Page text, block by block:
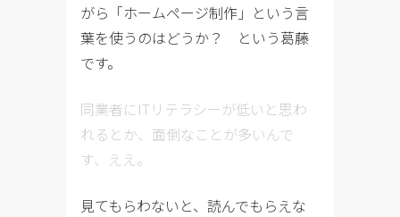
がら「ホームページ制作」という言
葉を使うのはどうか？ という葛藤
です。
同業者にITリテラシーが低いと思わ
れるとか、面倒なことが多いんで
す、ええ。
見てもらわないと、読んでもらえな